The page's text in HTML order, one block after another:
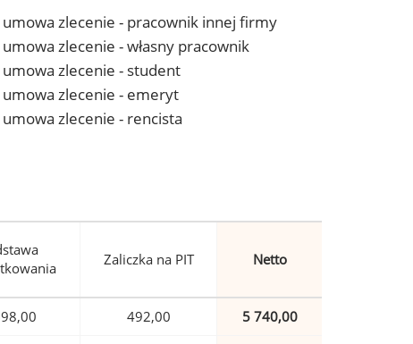
zlecenie - pracownik innej firmy
zlecenie - własny pracownik
zlecenie - student
zlecenie - emeryt
zlecenie - rencista
Zaliczka na PIT Netto
492,00 5 740,00